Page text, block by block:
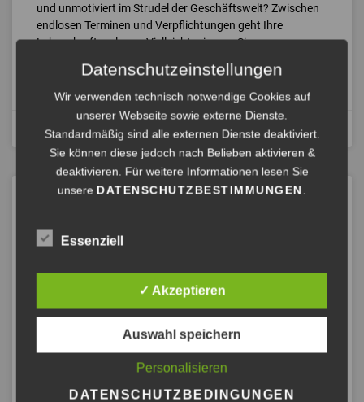
und unmotiviert im Strudel der Geschäftswelt? Zwischen
endlosen Terminen und Verpflichtungen geht Ihre
Lebenskraft verloren. Vielleicht erinnern Sie
Juni 1, 2024
ENERGIE-VAMPIRE IM
sind keine Seltenheit. Ein unangemessenes Verhalten, das
unsere Grenzen überschreitet, kann uns emotional stark
belasten.
Mai 10, 2024
Datenschutzeinstellungen
Wir verwenden technisch notwendige Cookies auf
unserer Webseite sowie externe Dienste.
Standardmäßig sind alle externen Dienste deaktiviert.
Sie können diese jedoch nach Belieben aktivieren &
deaktivieren. Für weitere Informationen lesen Sie
unsereDATENSCHUTZBESTIMMUNGEN
Essenziell
✓ Akzeptieren
Auswahl speichern
Personalisieren
DATENSCHUTZBEDINGUNGEN